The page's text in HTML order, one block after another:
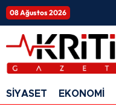
08 Ağustos 2026
SİYASET EKONOMİ